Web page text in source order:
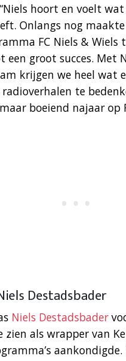
hoort en voelt
Onlangs nog
FC Niels & Wiels
een groot succes. Met
krijgen we heel wat
te
boeiend najaar op
Destadsbader
Niels Destadsbader
zien als wrapper van